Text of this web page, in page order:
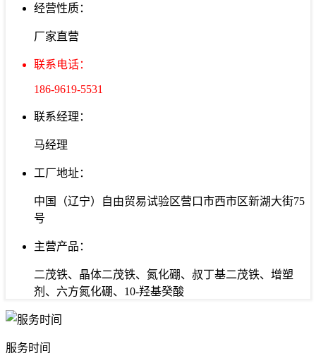
经营性质：
厂家直营
联系电话：
186-9619-5531
联系经理：
马经理
工厂地址：
中国（辽宁）自由贸易试验区营口市西市区新湖大街75
号
主营产品：
二茂铁、晶体二茂铁、氮化硼、叔丁基二茂铁、增塑
剂、六方氮化硼、10-羟基癸酸
服务时间